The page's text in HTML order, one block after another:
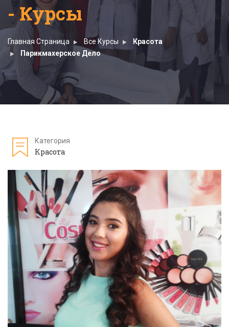
- Курсы
Главная Страница Все Курсы
Красота
Парикмахерское Дело
Категория
Красота